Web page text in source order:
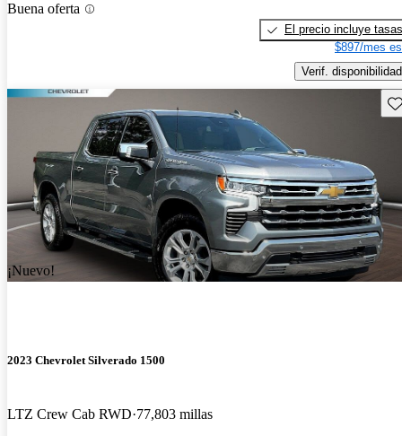
Buena oferta
El precio incluye tasas
$897/mes
Verif. disponibilidad
¡Nuevo!
2023 Chevrolet Silverado 1500
LTZ Crew Cab RWD 77,803 millas